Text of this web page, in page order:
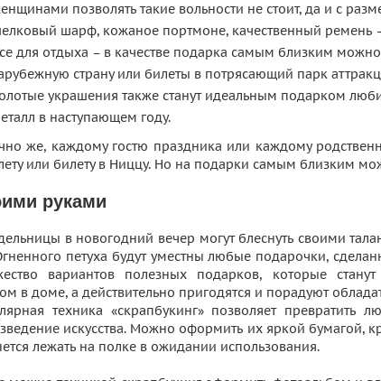
позволять такие вольности не стоит, да и с
шарф, кожаное портмоне, качественный ремень
для отдыха – в качестве подарка самым близким можно
страну или билеты в потрясающий парк
украшения также станут идеальным подарком
в наступающем году.
же, каждому гостю праздника или каждому
или билету в Ниццу. Но на подарки самым близким
руками
в новогодний вечер могут блеснуть своими
петуха будут уместны любые подарочки,
вариантов полезных подарков, которые
в доме, а действительно пригодятся и порадуют
техника «скрапбукинг» позволяет
искусства. Можно оформить их яркой бумагой,
лежать на полке в ожидании использования.